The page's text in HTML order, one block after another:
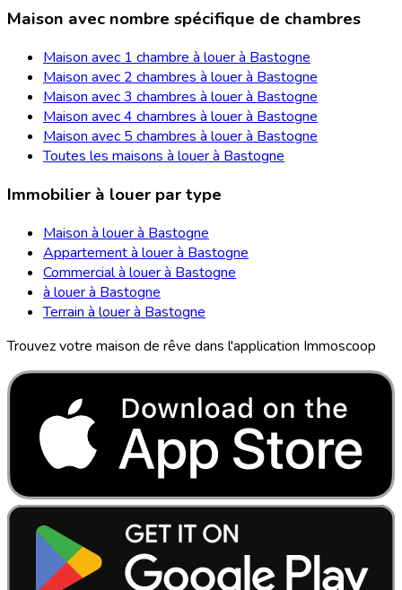
Maison avec nombre spécifique de chambres
Maison avec 1 chambre à louer à Bastogne
Maison avec 2 chambres à louer à Bastogne
Maison avec 3 chambres à louer à Bastogne
Maison avec 4 chambres à louer à Bastogne
Maison avec 5 chambres à louer à Bastogne
Toutes les maisons à louer à Bastogne
Immobilier à louer par type
Maison à louer à Bastogne
Appartement à louer à Bastogne
Commercial à louer à Bastogne
à louer à Bastogne
Terrain à louer à Bastogne
Trouvez votre maison de rêve dans l'application Immoscoop